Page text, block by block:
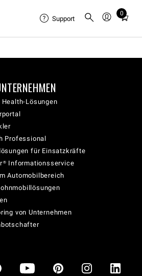
Support
0
Total
cart:
Health-Lösungen
Professional
für Einsatzkräfte
Informationsservice
Automobilbereich
von Unternehmen